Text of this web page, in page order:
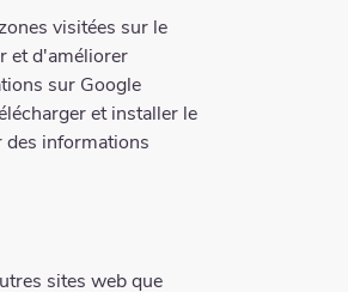
visitées sur le
et d'améliorer
sur Google
et installer le
des informations
sites web que